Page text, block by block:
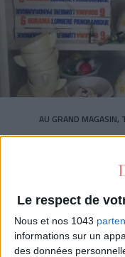
Le respect de
Nous et nos 1043
informations sur un
des données
AU GRAND MAGASIN,